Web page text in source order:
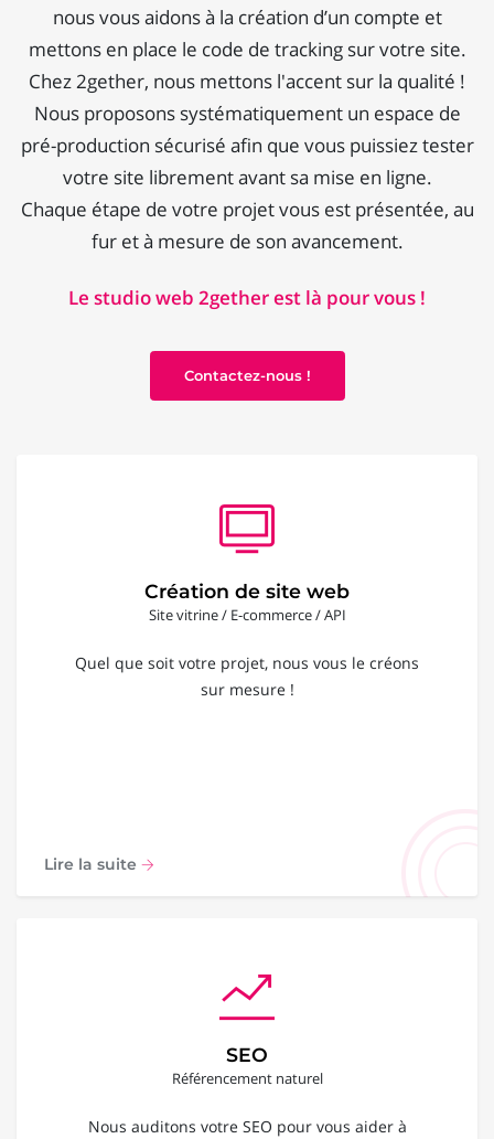
nous vous aidons à la création d’un compte et
mettons en place le code de tracking sur votre site.
Chez 2gether, nous mettons l'accent sur la qualité !
Nous proposons systématiquement un espace de
pré-production sécurisé afin que vous puissiez tester
votre site librement avant sa mise en ligne.
Chaque étape de votre projet vous est présentée, au
fur et à mesure de son avancement.
Le studio web 2gether est là pour vous !
Contactez-nous !
Création de site web
Site vitrine / E-commerce / API
Quel que soit votre projet, nous vous le créons
sur mesure !
Lire la suite
SEO
Référencement naturel
Nous auditons votre SEO pour vous aider à